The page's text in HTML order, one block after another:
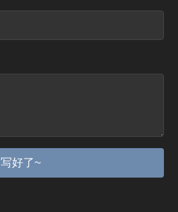
写好了~